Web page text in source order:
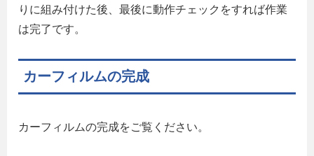
りに組み付けた後、最後に動作チェックをすれば作業
は完了です。
カーフィルムの完成
カーフィルムの完成をご覧ください。